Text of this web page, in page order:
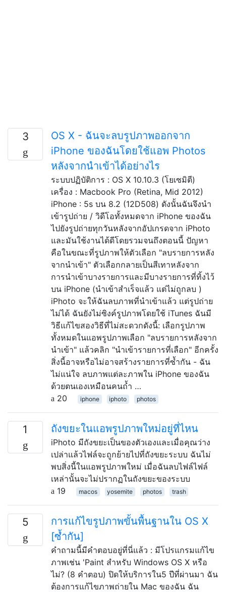
3
OS X - ฉันจะลบรูปภาพออกจาก
iPhone ของฉันโดยใช้แอพ Photos
หลังจากนำเข้าได้อย่างไร
ระบบปฏิบัติการ : OS X 10.10.3 (โยเซมิตี)
เครื่อง : Macbook Pro (Retina, Mid 2012)
iPhone : 5s บน 8.2 (12D508) ดังนั้นฉันจึงนำ
เข้ารูปถ่าย / วิดีโอทั้งหมดจาก iPhone ของฉัน
ไปยังรูปถ่ายทุกวันหลังจากอัปเกรดจาก iPhoto
และมันใช้งานได้ดีโดยรวมจนถึงตอนนี้ ปัญหา
คือในขณะที่รูปภาพให้ตัวเลือก "ลบรายการหลัง
จากนำเข้า" ตัวเลือกกลายเป็นสีเทาหลังจาก
การนำเข้าบางรายการและมีบางรายการที่ทิ้งไว้
บน iPhone (นำเข้าสำเร็จแล้ว แต่ไม่ถูกลบ )
iPhoto จะให้ฉันลบภาพที่นำเข้าแล้ว แต่รูปถ่าย
ไม่ได้ ฉันยังไม่ซิงค์รูปภาพโดยใช้ iTunes ฉันมี
วิธีแก้ไขสองวิธีที่ไม่สะดวกดังนี้: เลือกรูปภาพ
ทั้งหมดในแอพรูปภาพเลือก "ลบรายการหลังจาก
นำเข้า" แล้วคลิก "นำเข้ารายการที่เลือก" อีกครั้ง
สิ่งนี้อาจหรือไม่อาจสร้างรายการที่ซ้ำกัน - ฉัน
ไม่แน่ใจ ลบภาพแต่ละภาพใน iPhone ของฉัน
ด้วยตนเองเหมือนคนถ้ำ …
20
iphone iphoto photos
1 ถังขยะในแอพรูปภาพใหม่อยู่ที่ไหน
iPhoto มีถังขยะเป็นของตัวเองและเมื่อคุณว่าง
เปล่าแล้วไฟล์จะถูกย้ายไปที่ถังขยะระบบ ฉันไม่
พบสิ่งนี้ในแอพรูปภาพใหม่ เมื่อฉันลบไฟล์ไฟล์
เหล่านั้นจะไม่ปรากฏในถังขยะของระบบ
19
macos yosemite photos trash
5
การแก้ไขรูปภาพขั้นพื้นฐานใน OS X
[ซ้ำกัน]
คำถามนี้มีคำตอบอยู่ที่นี่แล้ว : มีโปรแกรมแก้ไข
ภาพเช่น 'Paint สำหรับ Windows OS X หรือ
ไม่? (8 คำตอบ) ปิดให้บริการใน5 ปีที่ผ่านมา ฉัน
ต้องการแก้ไขภาพถ่ายใน Mac ของฉัน ฉัน